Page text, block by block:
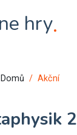
hry.
Domů Akční
2